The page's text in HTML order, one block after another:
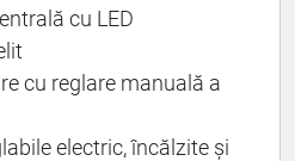
cu LED
cu reglare manuală a
electric, încălzite și